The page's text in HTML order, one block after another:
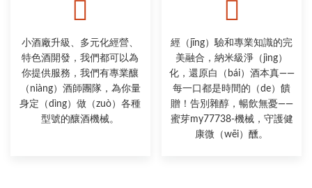
小酒廠升級、多元化經營、
特色酒開發，我們都可以為
你提供服務，我們有專業釀
（niàng）酒師團隊，為你量
身定（dìng）做（zuò）各種
型號的釀酒機械。
經（jīng）驗和專業知識的完
美融合，納米級淨（jìng）
化，還原白（bái）酒本真——
每一口都是時間的（de）饋
贈！告別雜醇，暢飲無憂——
蜜芽my77738-機械，守護健
康微（wēi）醺。